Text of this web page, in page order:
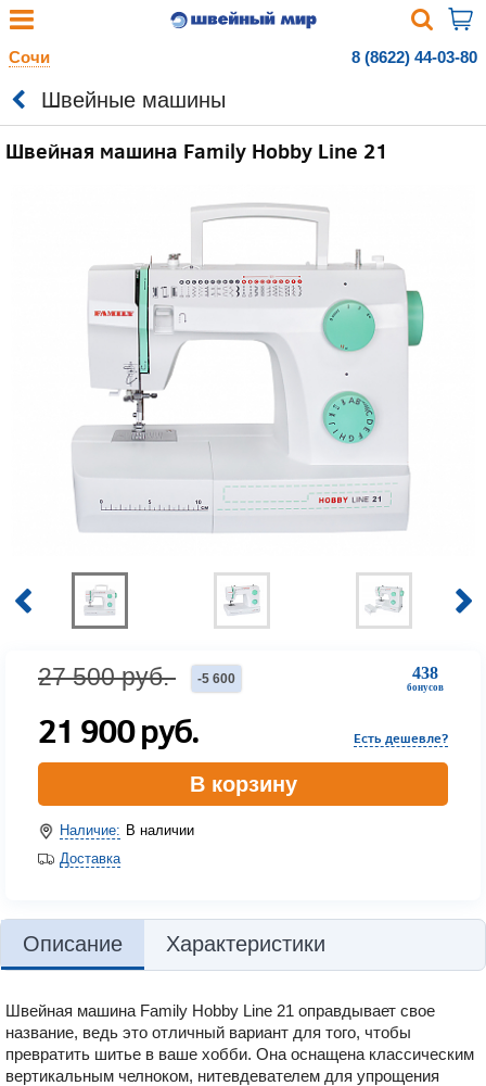
Сочи 8 (8622) 44-03-80
Швейные машины
Швейная машина Family Hobby Line 21
438
бонусов
27 500 руб. -5 600
21 900руб. Есть дешевле?
В корзину
Наличие: В наличии
Доставка
Описание Характеристики
Швейная машина Family Hobby Line 21 оправдывает свое
название, ведь это отличный вариант для того, чтобы
превратить шитье в ваше хобби. Она оснащена классическим
вертикальным челноком, нитевдевателем для упрощения